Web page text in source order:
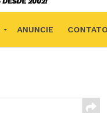
ANUNCIE CONTATO